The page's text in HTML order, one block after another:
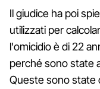
Il giudice ha poi
utilizzati per
l'omicidio è di 22
perché sono state
Queste sono state